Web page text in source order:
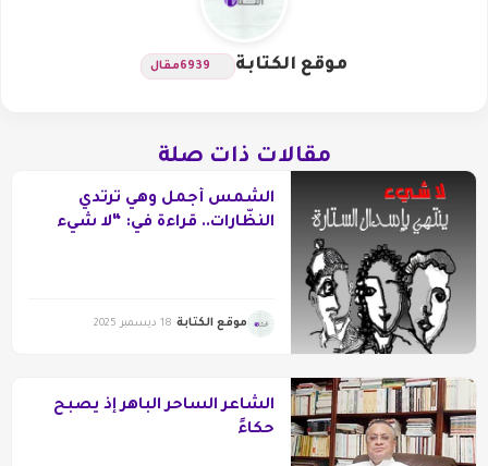
موقع الكتابة 6939مقال
مقالات ذات صلة
الشّمس أجمل وهي ترتدي
النظّارات.. قراءة في: “لا شيء
موقع الكتابة 18 ديسمبر 2025
الشاعر الساحر الباهر إذ يصبح
حكاءً